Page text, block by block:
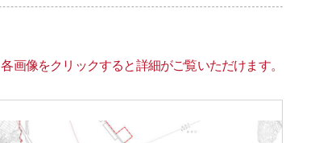
各画像をクリックすると詳細がご覧いただけます。